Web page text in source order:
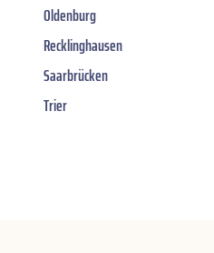
Oldenburg
Recklinghausen
Saarbrücken
Trier